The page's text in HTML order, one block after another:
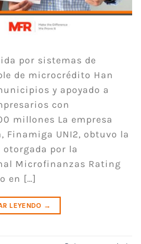
por sistemas de
de microcrédito Han
y apoyado a
con
millones La empresa
Finamiga UNI2, obtuvo la
por la
Microfinanzas Rating
en […]
LEYENDO →